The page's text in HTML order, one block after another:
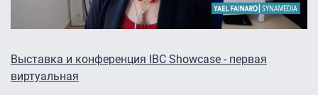
Выставка и конференция IBC Showcase - первая
виртуальная